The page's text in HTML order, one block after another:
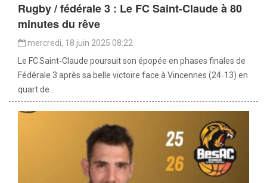
Rugby / fédérale 3 : Le FC Saint-Claude à 80
minutes du rêve
mercredi, 18 juin 2025 08:22
Le FC Saint‑Claude poursuit son épopée en phases finales de
Fédérale 3 après sa belle victoire face à Vincennes (24‑13) en
quart de...